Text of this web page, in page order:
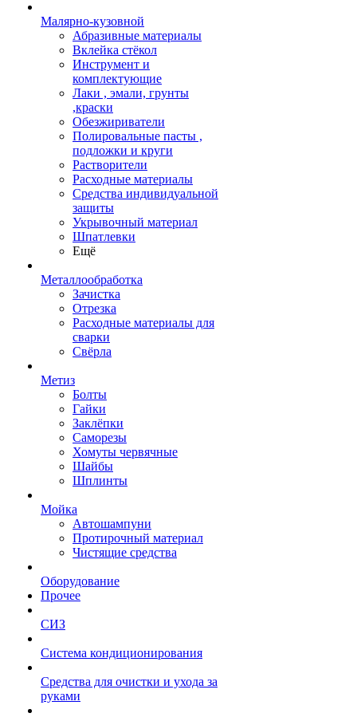
Малярно-кузовной
Абразивные материалы
Вклейка стёкол
Инструмент и
комплектующие
Лаки , эмали, грунты
,краски
Обезжириватели
Полировальные пасты ,
подложки и круги
Растворители
Расходные материалы
Средства индивидуальной
защиты
Укрывочный материал
Шпатлевки
Ещё
Металлообработка
Зачистка
Отрезка
Расходные материалы для
сварки
Свёрла
Метиз
Болты
Гайки
Заклёпки
Саморезы
Хомуты червячные
Шайбы
Шплинты
Мойка
Автошампуни
Протирочный материал
Чистящие средства
Оборудование
Прочее
СИЗ
Система кондиционирования
Средства для очистки и ухода за
руками